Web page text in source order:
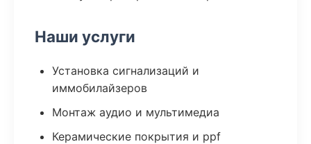
Наши услуги
Установка сигнализаций и
иммобилайзеров
Монтаж аудио и мультимедиа
Керамические покрытия и ppf